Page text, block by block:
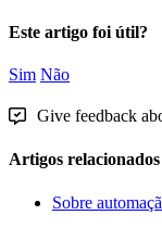
Este artigo foi útil?
Sim Não
Give feedback
Artigos relacionados
Sobre